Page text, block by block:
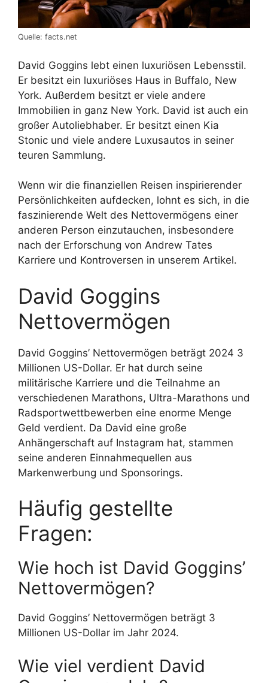
Quelle: facts.net
David Goggins lebt einen luxuriösen Lebensstil.
Er besitzt ein luxuriöses Haus in Buffalo, New
York. Außerdem besitzt er viele andere
Immobilien in ganz New York. David ist auch ein
großer Autoliebhaber. Er besitzt einen Kia
Stonic und viele andere Luxusautos in seiner
teuren Sammlung.
Wenn wir die finanziellen Reisen inspirierender
Persönlichkeiten aufdecken, lohnt es sich, in die
faszinierende Welt des Nettovermögens einer
anderen Person einzutauchen, insbesondere
nach der Erforschung von Andrew Tates
Karriere und Kontroversen in unserem Artikel.
David Goggins
Nettovermögen
David Goggins’ Nettovermögen beträgt 2024 3
Millionen US-Dollar. Er hat durch seine
militärische Karriere und die Teilnahme an
verschiedenen Marathons, Ultra-Marathons und
Radsportwettbewerben eine enorme Menge
Geld verdient. Da David eine große
Anhängerschaft auf Instagram hat, stammen
seine anderen Einnahmequellen aus
Markenwerbung und Sponsorings.
Häufig gestellte
Fragen:
Wie hoch ist David Goggins’
Nettovermögen?
David Goggins’ Nettovermögen beträgt 3
Millionen US-Dollar im Jahr 2024.
Wie viel verdient David